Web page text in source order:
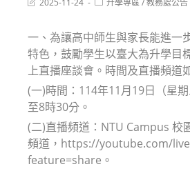
一、為讓高中師生與家長能進一
特色，鼓勵學生以臺大為升學目
上直播座談會。時間及直播頻道
(一)時間：114年11月19日（星
至8時30分。
(二)直播頻道：NTU Campus 校
頻道，https://youtube.com/
feature=share。